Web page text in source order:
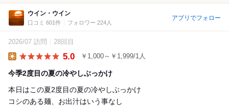
ウイン・ウイン
口コミ 601件 フォロワー 224人
アプリでフォロー
2026/07 訪問 28回目
5.0 ￥1,000～￥1,999/1人
今季2度目の夏の冷やしぶっかけ
本日はこの夏2度目の夏の冷やしぶっかけ
コシのある麺、お出汁はいう事なし